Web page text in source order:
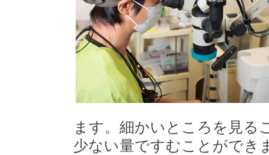
ます。細かいところを見る
少ない量ですむことができ